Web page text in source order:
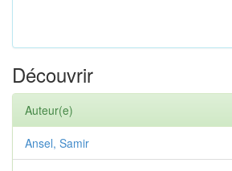
Découvrir
Auteur(e)
Ansel, Samir